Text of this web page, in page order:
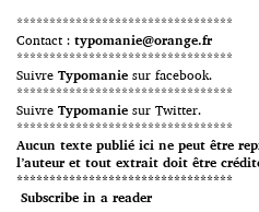
*********************************
Contact : typomanie@orange.fr
*********************************
Suivre Typomanie sur facebook.
*********************************
Suivre Typomanie sur Twitter.
*********************************
Aucun texte publié ici ne peut être
l’auteur et tout extrait doit être
*********************************
Subscribe in a reader